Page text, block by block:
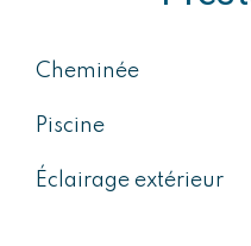
Cheminée
Piscine
Éclairage extérieur